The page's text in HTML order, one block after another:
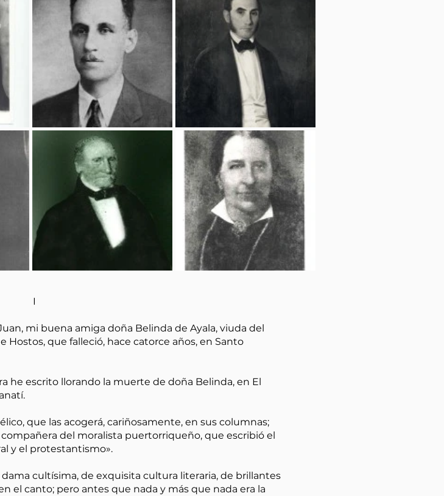
I
mi buena amiga doña Belinda de Ayala, viuda del
que falleció, hace catorce años, en Santo
he escrito llorando la muerte de doña Belinda, en El
que las acogerá, cariñosamente, en sus columnas;
del moralista puertorriqueño, que escribió el
y el protestantismo».
dama cultísima, de exquisita cultura literaria, de brillantes
el canto; pero antes que nada y más que nada era la